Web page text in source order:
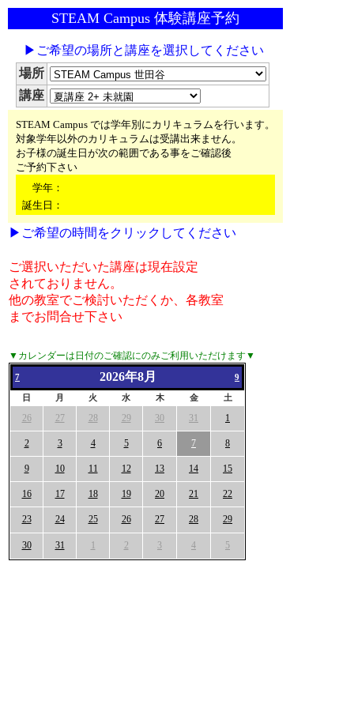
STEAM Campus 体験講座予約
▶ご希望の場所と講座を選択してください
場所
講座
STEAM Campus では学年別にカリキュラムを行います。
対象学年以外のカリキュラムは受講出来ません。
お子様の誕生日が次の範囲である事をご確認後
ご予約下さい
学年：
誕生日：
▶ご希望の時間をクリックしてください
ご選択いただいた講座は現在設定
されておりません。
他の教室でご検討いただくか、各教室
までお問合せ下さい
▼カレンダーは日付のご確認にのみご利用いただけます▼
7 2026年8月 9
日 月 火 水 木 金 土
26 27 28 29 30 31 1
2 3 4 5 6 7 8
9 10 11 12 13 14 15
16 17 18 19 20 21 22
23 24 25 26 27 28 29
30 31 1 2 3 4 5